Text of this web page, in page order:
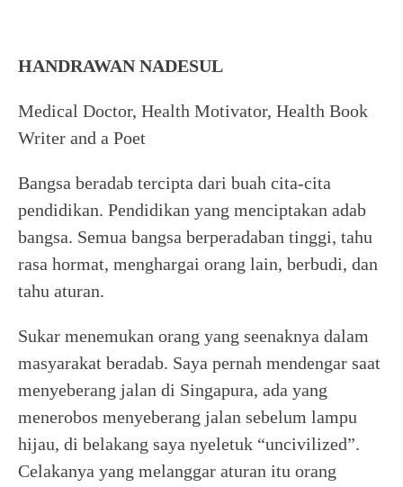
HANDRAWAN NADESUL
Medical Doctor, Health Motivator, Health Book
Writer and a Poet
Bangsa beradab tercipta dari buah cita-cita
pendidikan. Pendidikan yang menciptakan adab
bangsa. Semua bangsa berperadaban tinggi, tahu
rasa hormat, menghargai orang lain, berbudi, dan
tahu aturan.
Sukar menemukan orang yang seenaknya dalam
masyarakat beradab. Saya pernah mendengar saat
menyeberang jalan di Singapura, ada yang
menerobos menyeberang jalan sebelum lampu
hijau, di belakang saya nyeletuk “uncivilized”.
Celakanya yang melanggar aturan itu orang